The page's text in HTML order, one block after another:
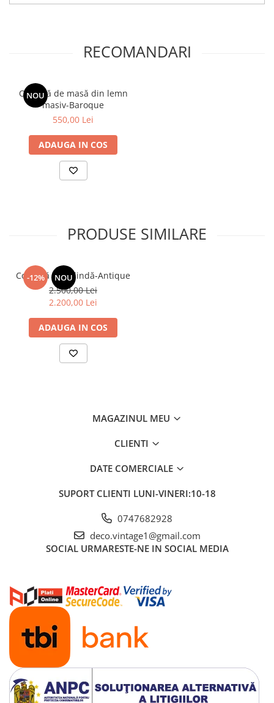
RECOMANDARI
NOU
Oglindă de masă din lemn
masiv-Baroque
550,00 Lei
ADAUGA IN COS
PRODUSE SIMILARE
-12% NOU
Comodă cu oglindă-Antique
2.500,00 Lei
2.200,00 Lei
ADAUGA IN COS
MAGAZINUL MEU
CLIENTI
DATE COMERCIALE
SUPORT CLIENTI LUNI-VINERI:10-18
0747682928
deco.vintage1@gmail.com
SOCIAL URMARESTE-NE IN SOCIAL MEDIA